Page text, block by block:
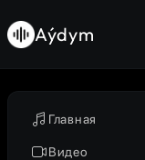
Главная
Видео
Aýdym